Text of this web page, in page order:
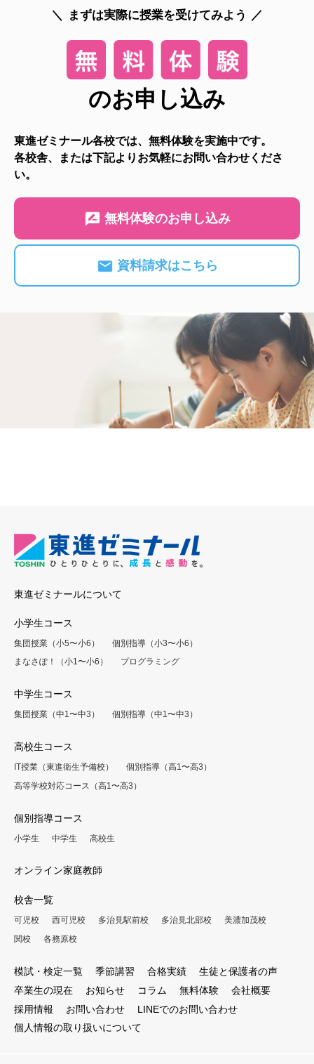
まずは実際に授業を受けてみよう
のお申し込み
東進ゼミナール各校では、無料体験を実施中です。
各校舎、または下記よりお気軽にお問い合わせくださ
い。
無料体験のお申し込み
資料請求はこちら
東進ゼミナールについて
小学生コース
集団授業（小5〜小6）
個別指導（小3〜小6）
まなさぽ！（小1〜小6）
プログラミング
中学生コース
集団授業（中1〜中3） 個別指導（中1〜中3）
高校生コース
IT授業（東進衛生予備校）
個別指導（高1〜高3）
高等学校対応コース（高1〜高3）
個別指導コース
小学生 中学生 高校生
オンライン家庭教師
校舎一覧
可児校 西可児校 多治見駅前校 多治見北部校
美濃加茂校
関校
各務原校
模試・検定一覧 季節講習 合格実績
生徒と保護者の声
卒業生の現在
お知らせ コラム 無料体験
会社概要
採用情報
お問い合わせ
LINEでのお問い合わせ
個人情報の取り扱いについて